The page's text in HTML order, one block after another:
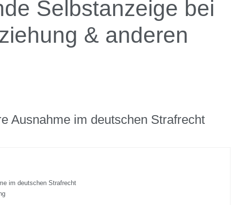
Selbstanzeige bei
& anderen
Ausnahme im deutschen Strafrecht
im deutschen Strafrecht